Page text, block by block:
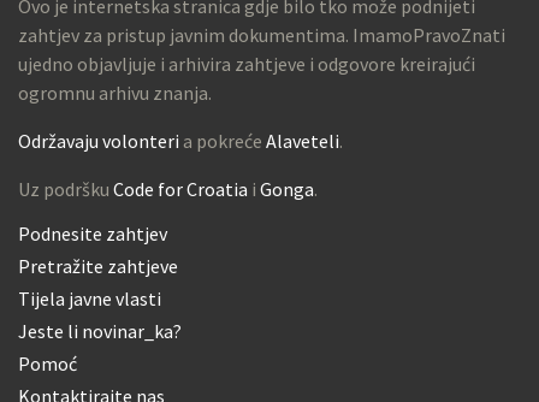
Ovo je internetska stranica gdje bilo tko može podnijeti
zahtjev za pristup javnim dokumentima. ImamoPravoZnati
ujedno objavljuje i arhivira zahtjeve i odgovore kreirajući
ogromnu arhivu znanja.
Održavaju volonteri a pokreće Alaveteli.
Uz podršku Code for Croatia i Gonga.
Podnesite zahtjev
Pretražite zahtjeve
Tijela javne vlasti
Jeste li novinar_ka?
Pomoć
Kontaktirajte nas